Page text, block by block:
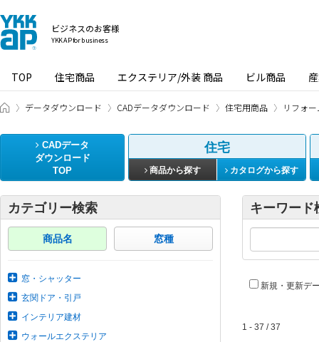
ビジネスのお客様
YKK AP for business
TOP 住宅商品 エクステリア/外装 商品 ビル商品
ビジネスのお客様 HOME
データダウンロード CADデータダウンロード 住宅用商品 リフォ
CADデータ
ダウンロード
TOP
住宅
商品から探す カタログから探す
カテゴリー検索
商品名 窓種
窓・シャッター
玄関ドア・引戸
インテリア建材
ウォールエクステリア
キーワード
新規・更新デ
1 - 37 / 37